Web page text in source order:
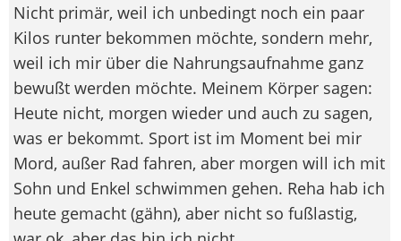
Nicht primär, weil ich unbedingt noch ein paar
Kilos runter bekommen möchte, sondern mehr,
weil ich mir über die Nahrungsaufnahme ganz
bewußt werden möchte. Meinem Körper sagen:
Heute nicht, morgen wieder und auch zu sagen,
was er bekommt. Sport ist im Moment bei mir
Mord, außer Rad fahren, aber morgen will ich mit
Sohn und Enkel schwimmen gehen. Reha hab ich
heute gemacht (gähn), aber nicht so fußlastig,